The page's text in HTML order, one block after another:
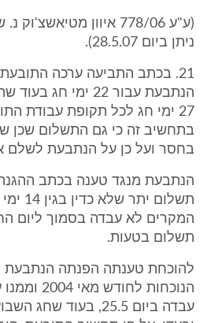
ניתן ביום 28.5.07).
21. בכתב התביעה ערכה
הנתבעת עבור 22 ימי
27 ימי חג לכל תקופת עבודת
בתחשיב זה כי גם התשלום שכן
בחסר ועל כן על הנתבעת לשלם
הנתבעת מנגד טענה בכתב
תשלום
המקרים לא עבדה בסמוך ליום
תשלום בטעות.
הנוכחות